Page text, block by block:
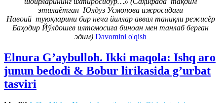
этилаётган Юлдуз Усмонова ижросидаги
Навоий туюқларини бир неча йиллар аввал таниқли режисёр
Баҳодир Йўлдошев илтомосига биноан мен танлаб берган
эдим) Davomini o'qish
Elnura G’aybulloh. Ikki maqola: Ishq aro
junun bedodi & Bobur lirikasida g’urbat
tasviri